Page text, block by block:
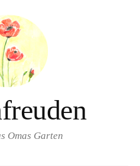
Omas Garten